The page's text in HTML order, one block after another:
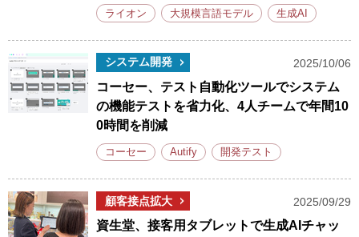
ライオン 大規模言語モデル 生成AI
システム開発 2025/10/06
コーセー、テスト自動化ツールでシステム
の機能テストを省力化、4人チームで年間10
0時間を削減
コーセー Autify 開発テスト
顧客接点拡大 2025/09/29
資生堂、接客用タブレットで生成AIチャッ